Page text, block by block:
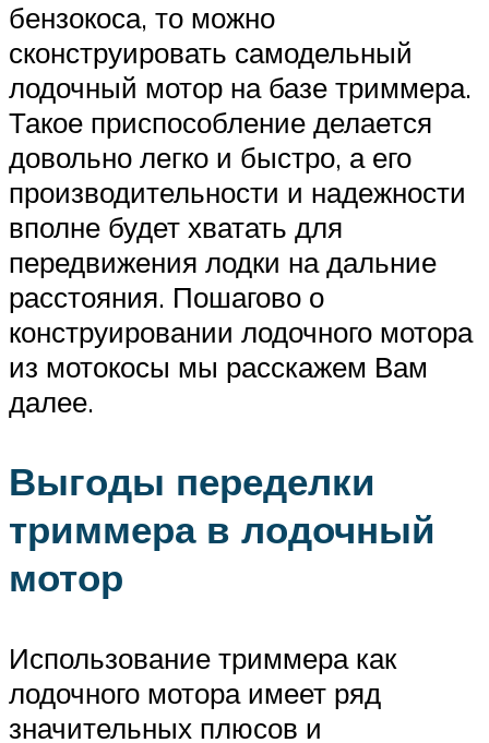
бензокоса, то можно
сконструировать самодельный
лодочный мотор на базе триммера.
Такое приспособление делается
довольно легко и быстро, а его
производительности и надежности
вполне будет хватать для
передвижения лодки на дальние
расстояния. Пошагово о
конструировании лодочного мотора
из мотокосы мы расскажем Вам
далее.
Выгоды переделки
триммера в лодочный
мотор
Использование триммера как
лодочного мотора имеет ряд
значительных плюсов и